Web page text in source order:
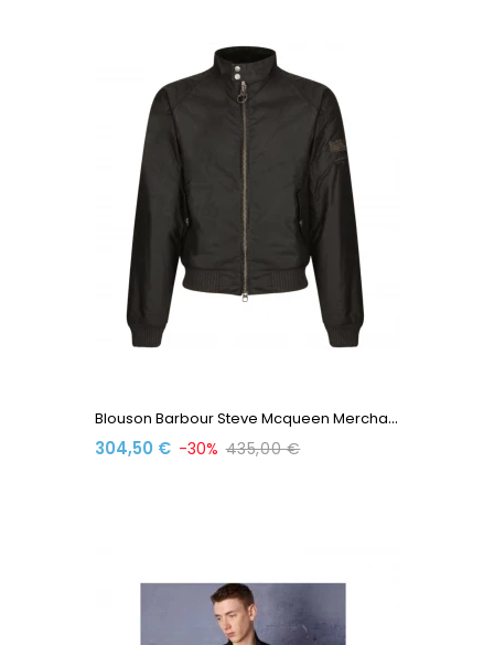
B
Louson Barbour Steve Mcqueen Merchant Jacket MWX0465OL7...
304,50 € -30% 435,00 €